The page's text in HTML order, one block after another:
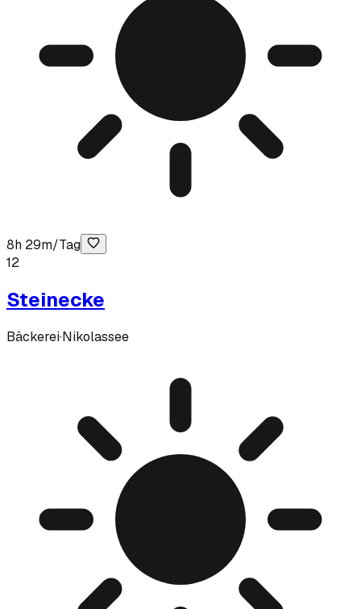
8h 29m/Tag
12
Steinecke
Bäckerei·Nikolassee